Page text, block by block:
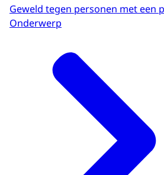
Geweld tegen personen met een
Onderwerp